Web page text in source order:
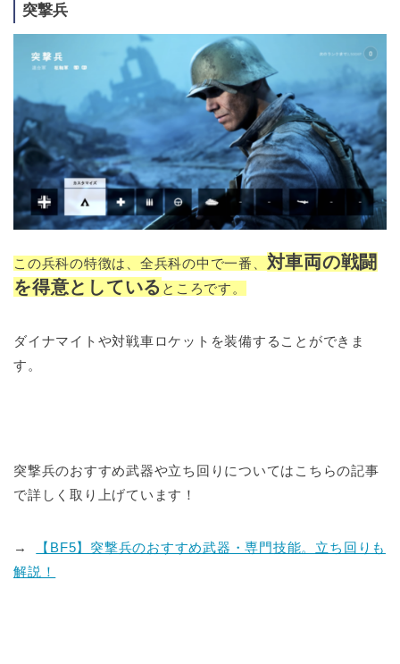
突撃兵
この兵科の特徴は、全兵科の中で一番、 対車両の戦闘
を得意としているところです。
ダイナマイトや対戦車ロケットを装備することができま
す。
突撃兵のおすすめ武器や立ち回りについてはこちらの記事
で詳しく取り上げています！
→
【BF5】突撃兵のおすすめ武器・専門技能。立ち回りも
解説！